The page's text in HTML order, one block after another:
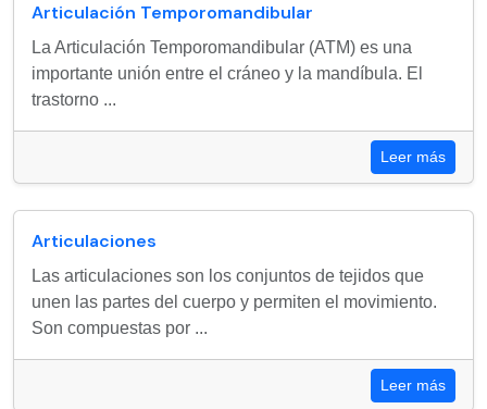
Articulación Temporomandibular
La Articulación Temporomandibular (ATM) es una
importante unión entre el cráneo y la mandíbula. El
trastorno ...
Leer más
Articulaciones
Las articulaciones son los conjuntos de tejidos que
unen las partes del cuerpo y permiten el movimiento.
Son compuestas por ...
Leer más